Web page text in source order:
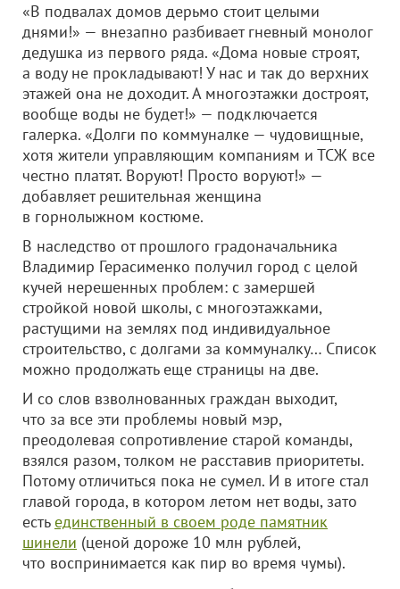
«В подвалах домов дерьмо стоит целыми
днями!» — внезапно разбивает гневный монолог
дедушка из первого ряда. «Дома новые строят,
а воду не прокладывают! У нас и так до верхних
этажей она не доходит. А многоэтажки достроят,
вообще воды не будет!» — подключается
галерка. «Долги по коммуналке — чудовищные,
хотя жители управляющим компаниям и ТСЖ все
честно платят. Воруют! Просто воруют!» —
добавляет решительная женщина
в горнолыжном костюме.
В наследство от прошлого градоначальника
Владимир Герасименко получил город с целой
кучей нерешенных проблем: с замершей
стройкой новой школы, с многоэтажками,
растущими на землях под индивидуальное
строительство, с долгами за коммуналку… Список
можно продолжать еще страницы на две.
И со слов взволнованных граждан выходит,
что за все эти проблемы новый мэр,
преодолевая сопротивление старой команды,
взялся разом, толком не расставив приоритеты.
Потому отличиться пока не сумел. И в итоге стал
главой города, в котором летом нет воды, зато
естьединственный в своем роде памятник
шинели (ценой дороже 10 млн рублей,
что воспринимается как пир во время чумы).